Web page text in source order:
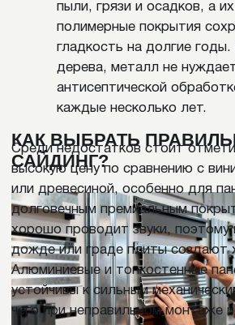
ДАВАЙТЕ РАССЧИТАЕМ
СТОИМОСТЬ ВАШЕГО ФАСАДА
с вами для уточнения размеров вашего дома и
пожеланий по проекту.
Мы пришлем несколько вариантов
индивидуального КП с предварительными
дизайн-макетом, расчетом материала, сроков
и стоимости работ.